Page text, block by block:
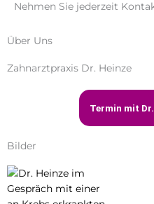
Nehmen Sie jederzeit
Über Uns
Zahnarztpraxis Dr. Heinze
Termin mit
Bilder